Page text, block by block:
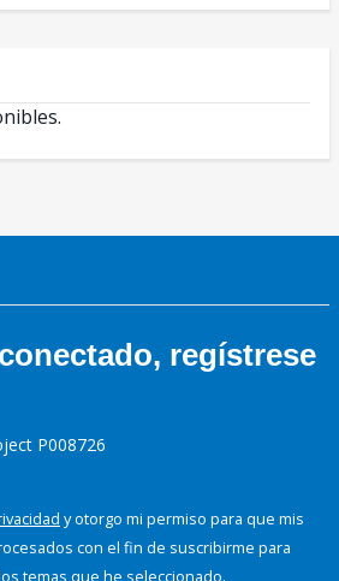
regístrese
P008726
y otorgo mi permiso para que mis
con el fin de suscribirme para
temas que he seleccionado.